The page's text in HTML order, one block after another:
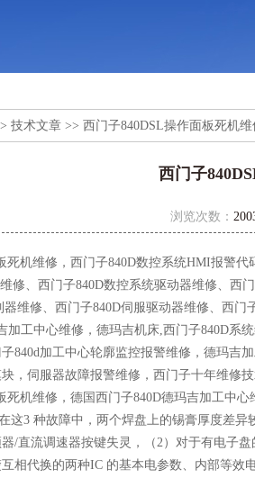
技术文章 >> 西门子840DSL操作面板死机维
西门子
浏览次数：
死机维修，西门子840D数控系统HMI报警
修、西门子840D数控系统驱动器维修、
器维修、西门子840D伺服驱动器维修、西
加工中心维修，德玛吉机床,西门子840D系
840d加工中心轮廓监控报警维修，德玛吉
，伺服器故障报警维修，西门子十年维修
死机维修，德国西门子840D德玛吉加工中
这3 种故障中，两个焊盘上的锡膏厚度差
/直流调速器按键失灵，（2）对于有电子
相代换的两种IC 的基本电参数、内部等